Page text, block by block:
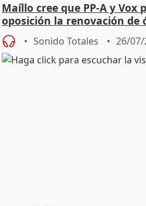
Maíllo cree que PP-A y Vox
oposición la renovación de
Defensor
Sonido Totales 26/07/